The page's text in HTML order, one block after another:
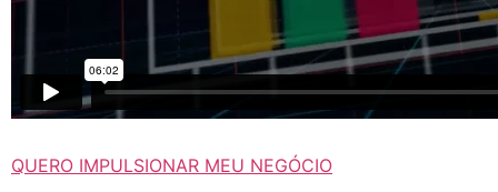
QUERO IMPULSIONAR MEU NEGÓCIO